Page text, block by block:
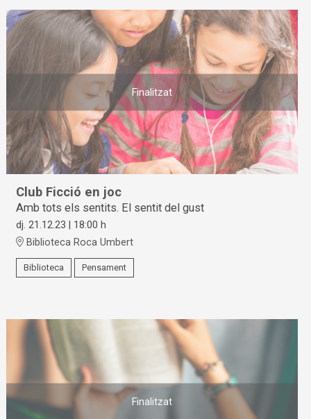
Finalitzat
Club Ficció en joc
Amb tots els sentits. El sentit del gust
dj. 21.12.23 | 18:00 h
Biblioteca Roca Umbert
Biblioteca Pensament
Finalitzat